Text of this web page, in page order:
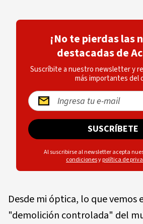
¡No te pierdas las
destacadas de
Suscríbite a nuestro newsletter y
más importantes del
SUSCRÍBETE
Al suscribirse al newsletter acepta
condicionesypolítica de
Desde mi óptica, lo que vemos
"demolición controlada" del